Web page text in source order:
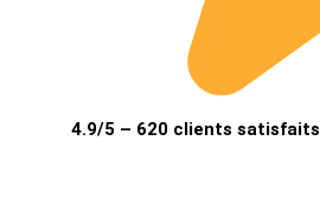
4.9/5 – 620 clients satisfaits